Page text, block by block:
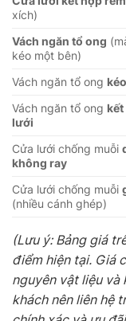
xích)
Vách ngăn tổ ong
kéo một bên)
Vách ngăn tổ ong
Vách ngăn tổ ong kết
lưới
Cửa lưới chống muỗi
không ray
Cửa lưới chống muỗi
(nhiều cánh ghép)
(Lưu ý: Bảng giá
điểm hiện tại. Giá
nguyên vật liệu và
khách nên liên hệ